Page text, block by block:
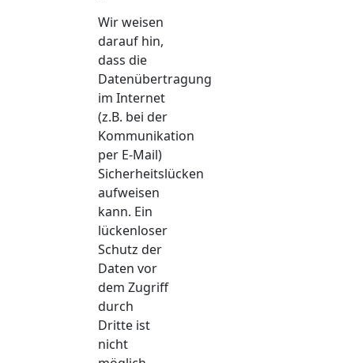
Wir weisen
darauf hin,
dass die
Datenübertragung
im Internet
(z.B. bei der
Kommunikation
per E-Mail)
Sicherheitslücken
aufweisen
kann. Ein
lückenloser
Schutz der
Daten vor
dem Zugriff
durch
Dritte ist
nicht